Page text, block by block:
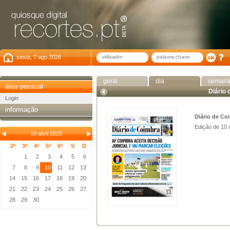
sexta, 7 ago 2026
área pessoal
Login
informação
10 abril 2025
2ª
3ª 4ª 5ª 6ª S
D
1
2 3 4 5
6
7
8 9 10 11 12
13
14
15 16 17 18 19
20
21
22 23 24 25 26
27
28
29 30
geral dia
semana
Diário
Diário de
Edição de 10